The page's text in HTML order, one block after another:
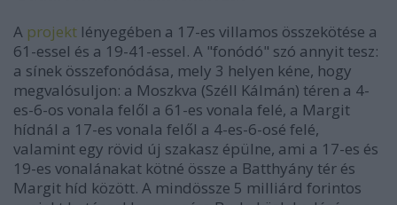
A projekt lényegében a 17-es villamos összekötése a
61-essel és a 19-41-essel. A "fonódó" szó annyit tesz:
a sínek összefonódása, mely 3 helyen kéne, hogy
megvalósuljon: a Moszkva (Széll Kálmán) téren a 4-
es-6-os vonala felől a 61-es vonala felé, a Margit
hídnál a 17-es vonala felől a 4-es-6-osé felé,
valamint egy rövid új szakasz épülne, ami a 17-es és
19-es vonalánakat kötné össze a Batthyány tér és
Margit híd között. A mindössze 5 milliárd forintos